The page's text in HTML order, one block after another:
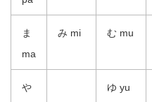
ま
ma
み mi む mu
や
ゆ yu